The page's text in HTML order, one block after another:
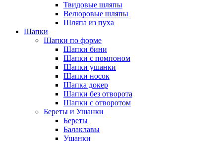
Твидовые шляпы
Велюровые шляпы
Шляпа из пуха
Шапки
Шапки по форме
Шапки бини
Шапки с помпоном
Шапки ушанки
Шапки носок
Шапка докер
Шапки без отворота
Шапки с отворотом
Береты и Ушанки
Береты
Балаклавы
Ушанки